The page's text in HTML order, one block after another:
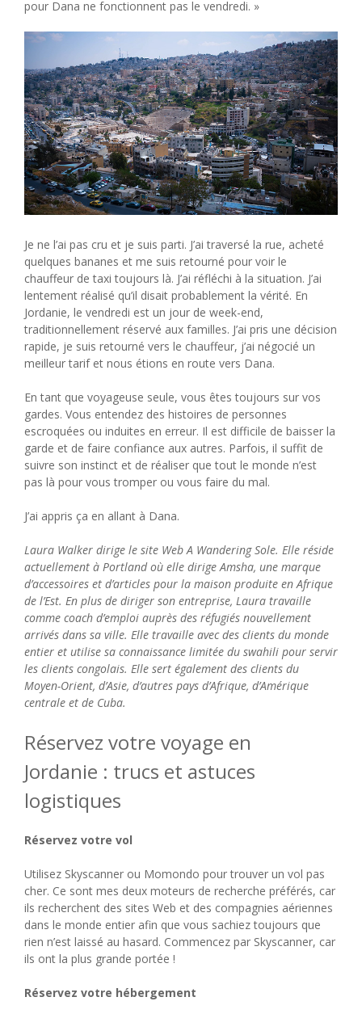
pour Dana ne fonctionnent pas le vendredi. »
Je ne l’ai pas cru et je suis parti. J’ai traversé la rue, acheté
quelques bananes et me suis retourné pour voir le
chauffeur de taxi toujours là. J’ai réfléchi à la situation. J’ai
lentement réalisé qu’il disait probablement la vérité. En
Jordanie, le vendredi est un jour de week-end,
traditionnellement réservé aux familles. J’ai pris une décision
rapide, je suis retourné vers le chauffeur, j’ai négocié un
meilleur tarif et nous étions en route vers Dana.
En tant que voyageuse seule, vous êtes toujours sur vos
gardes. Vous entendez des histoires de personnes
escroquées ou induites en erreur. Il est difficile de baisser la
garde et de faire confiance aux autres. Parfois, il suffit de
suivre son instinct et de réaliser que tout le monde n’est
pas là pour vous tromper ou vous faire du mal.
J’ai appris ça en allant à Dana.
Laura Walker dirige le site Web A Wandering Sole. Elle réside
actuellement à Portland où elle dirige Amsha, une marque
d’accessoires et d’articles pour la maison produite en Afrique
de l’Est. En plus de diriger son entreprise, Laura travaille
comme coach d’emploi auprès des réfugiés nouvellement
arrivés dans sa ville. Elle travaille avec des clients du monde
entier et utilise sa connaissance limitée du swahili pour servir
les clients congolais. Elle sert également des clients du
Moyen-Orient, d’Asie, d’autres pays d’Afrique, d’Amérique
centrale et de Cuba.
Réservez votre voyage en
Jordanie : trucs et astuces
logistiques
Réservez votre vol
Utilisez Skyscanner ou Momondo pour trouver un vol pas
cher. Ce sont mes deux moteurs de recherche préférés, car
ils recherchent des sites Web et des compagnies aériennes
dans le monde entier afin que vous sachiez toujours que
rien n’est laissé au hasard. Commencez par Skyscanner, car
ils ont la plus grande portée !
Réservez votre hébergement